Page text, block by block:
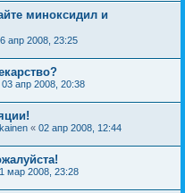
миноксидил и
апр 2008, 23:25
03 апр 2008, 20:38
« 02 апр 2008, 12:44
мар 2008, 23:28